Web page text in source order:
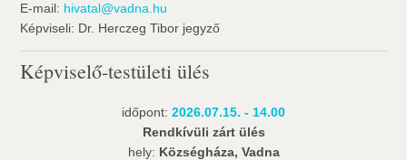
E-mail: hivatal@vadna.hu
Képviseli: Dr. Herczeg Tibor jegyző
Képviselő-testületi ülés
időpont: 2026.07.15. - 14.00
Rendkívüli zárt ülés
hely: Községháza, Vadna